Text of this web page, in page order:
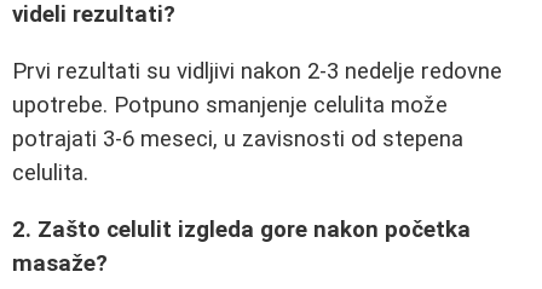
videli rezultati?
Prvi rezultati su vidljivi nakon 2-3 nedelje redovne
upotrebe. Potpuno smanjenje celulita može
potrajati 3-6 meseci, u zavisnosti od stepena
celulita.
2. Zašto celulit izgleda gore nakon početka
masaže?